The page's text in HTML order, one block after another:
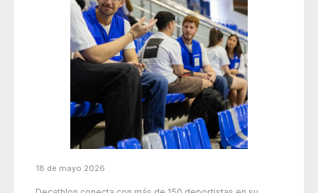
18 de mayo 2026